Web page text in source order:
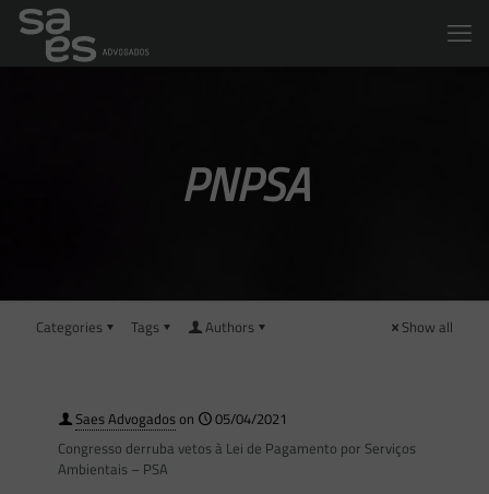
PNPSA
Categories Tags Authors Show all
Saes Advogadoson
05/04/2021
Congresso derruba vetos à Lei de Pagamento por Serviços
Ambientais – PSA